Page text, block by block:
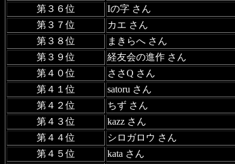
第３６位
Iの字 さん
第３７位
カエ さん
第３８位
まきらへ さん
第３９位
経友会の進作 さん
第４０位
ささQ さん
第４１位
satoru さん
第４２位
ちず さん
第４３位
kazz さん
第４４位
シロガロウ さん
第４５位
kata さん